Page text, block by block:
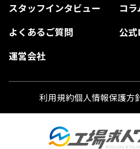
スタッフインタビュー
コラ
よくあるご質問
公
運営会社
熊本県
宮崎県
利用規約個人情報保護方